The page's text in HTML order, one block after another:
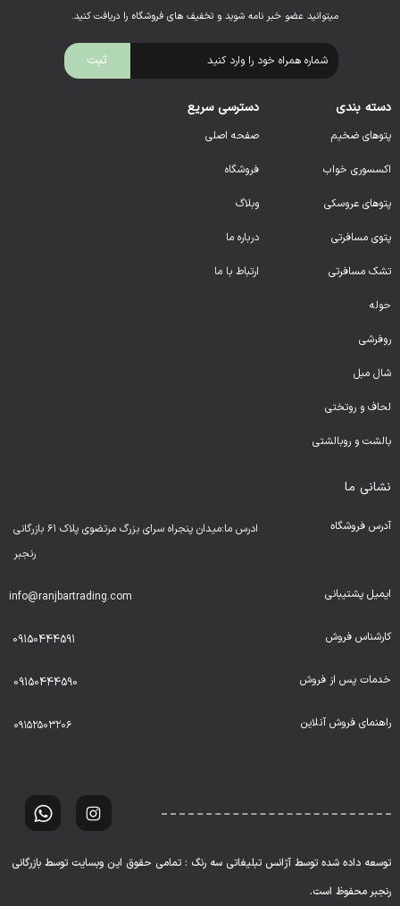
میتوانید عضو خبر نامه شوید و تخفیف های فروشگاه را دریافت کنید.
دسته بندی
پتوهای ضخیم
اکسسوری خواب
پتوهای عروسکی
پتوی مسافرتی
تشک مسافرتی
حوله
روفرشی
شال مبل
لحاف و روتختی
بالشت و روبالشتی
دسترسی سریع
صفحه اصلی
فروشگاه
وبلاگ
درباره ما
ارتباط با ما
نشانی ما
آدرس فروشگاه
ادرس ما:میدان پنجراه سرای بزرگ مرتضوی پلاک ۶۱ بازرگانی
رنجبر
ایمیل پشتیبانی info@ranjbartrading.com
کارشناس فروش 09150444591
خدمات پس از فروش 09150444590
راهنمای فروش آنلاین ۰۹۱۵۲۵۰۳۲۰۶
توسعه داده شده توسط آژانس تبلیغاتی سه رنگ : تمامی حقوق این وبسایت توسط بازرگانی
رنجبر محفوظ است.